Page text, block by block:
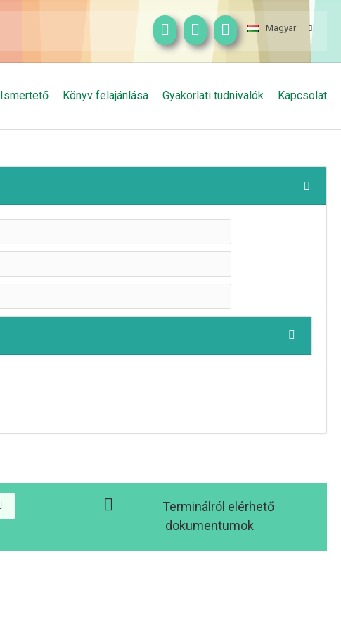
Magyar
Ismertető Könyv felajánlása Gyakorlati tudnivalók Kapcsolat
Terminálról elérhető
dokumentumok